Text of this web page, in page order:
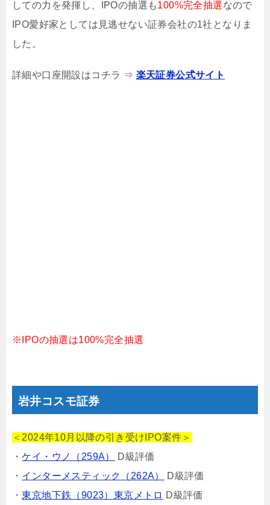
しての力を発揮し、IPOの抽選も100%完全抽選なので
IPO愛好家としては見逃せない証券会社の1社となりま
した。
詳細や口座開設はコチラ ⇒ 楽天証券公式サイト
※IPOの抽選は100%完全抽選
岩井コスモ証券
＜2024年10月以降の引き受けIPO案件＞
・ケイ・ウノ（259A）
D級評価
・ インターメスティック（262A）
D級評価
・東京地下鉄（9023）東京メトロ D級評価